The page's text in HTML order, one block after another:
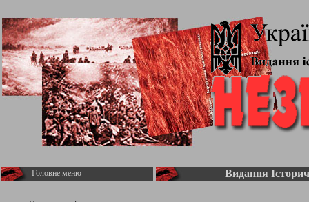
Головне меню Видання